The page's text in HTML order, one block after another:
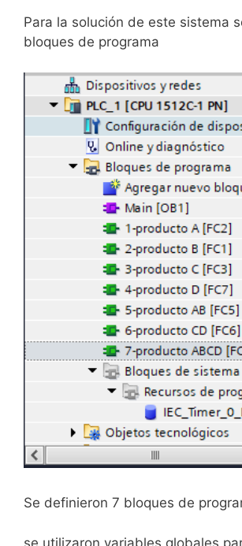
Para la solución de este sistema
bloques de programa
Se definieron 7 bloques de
se utilizaron variables globales